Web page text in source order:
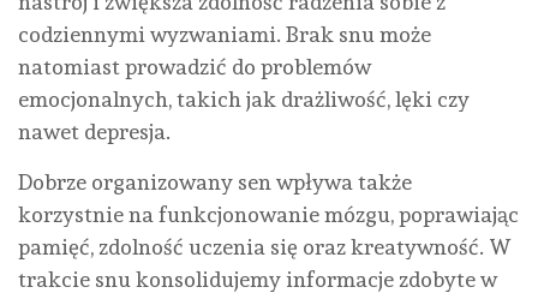
codziennymi wyzwaniami. Brak snu może
natomiast prowadzić do problemów
emocjonalnych, takich jak drażliwość, lęki czy
nawet depresja.
Dobrze organizowany sen wpływa także
korzystnie na funkcjonowanie mózgu, poprawiając
pamięć, zdolność uczenia się oraz kreatywność. W
trakcie snu konsolidujemy informacje zdobyte w